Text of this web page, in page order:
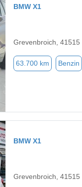
BMW X1
Grevenbroich, 41515
63.700 km Benzin
BMW X1
Grevenbroich, 41515